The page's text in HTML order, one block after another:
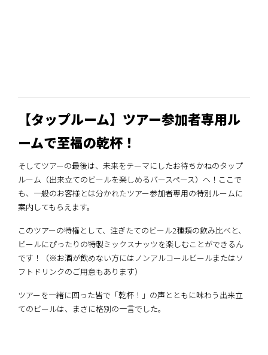
【タップルーム】ツアー参加者専用ル
ームで至福の乾杯！
そしてツアーの最後は、未来をテーマにしたお待ちかねのタップ
ルーム（出来立てのビールを楽しめるバースペース）へ！ここで
も、一般のお客様とは分かれたツアー参加者専用の特別ルームに
案内してもらえます。
このツアーの特権として、注ぎたてのビール2種類の飲み比べと、
ビールにぴったりの特製ミックスナッツを楽しむことができるん
です！（※お酒が飲めない方にはノンアルコールビールまたはソ
フトドリンクのご用意もあります）
ツアーを一緒に回った皆で「乾杯！」の声とともに味わう出来立
てのビールは、まさに格別の一言でした。